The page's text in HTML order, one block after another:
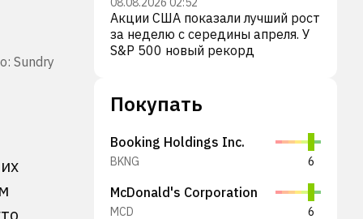
Sundry
Акции США показали лучший рост
за неделю с середины апреля. У
S&P 500 новый рекорд
Покупать
Booking Holdings Inc.
BKNG 6
McDonald's Corporation
MCD 6